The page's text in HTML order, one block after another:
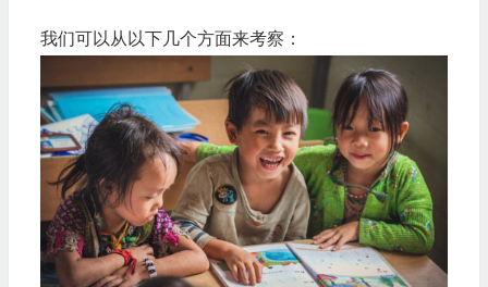
我们可以从以下几个方面来考察：